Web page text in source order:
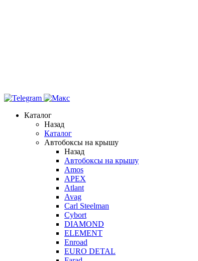
Каталог
Назад
Каталог
Автобоксы на крышу
Назад
Автобоксы на крышу
Amos
APEX
Atlant
Avag
Carl Steelman
Cybort
DIAMOND
ELEMENT
Enroad
EURO DETAL